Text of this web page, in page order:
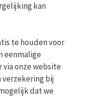
kan
te houden voor
eenmalige
onze website
bij
dat we